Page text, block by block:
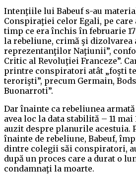
Intenţiile lui Babeuf s-au
Conspiraţiei celor Egali, pe
timp ce era închis în februarie
la rebeliune, crimă şi dizolvarea
reprezentanţilor Naţiunii”,
Critic al Revoluţiei Franceze”.
printre conspiratori atât „foşti
terorişti”, precum Germain,
Buonarroti”.
Dar înainte ca rebeliunea
avea loc la data stabilită – 11
auzit despre planurile acestuia.
înainte de rebeliune, Babeuf,
dintre colegii săi conspiratori,
după un proces care a durat o
condamnaţi la moarte.